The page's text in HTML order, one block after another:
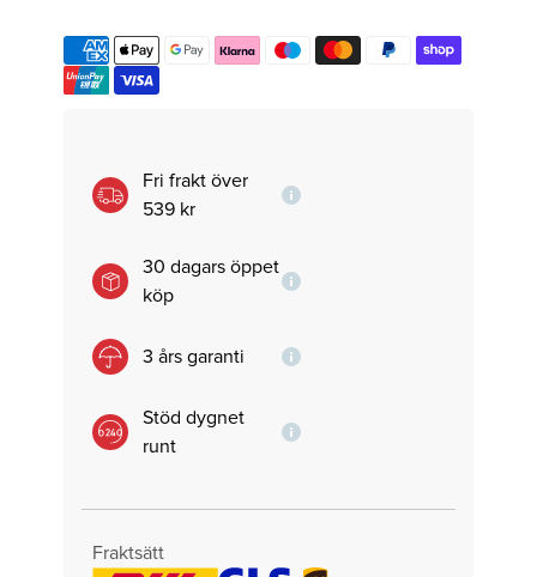
Fri frakt över
539 kr
30 dagars öppet
köp
3 års garanti
Stöd dygnet
runt
Fraktsätt